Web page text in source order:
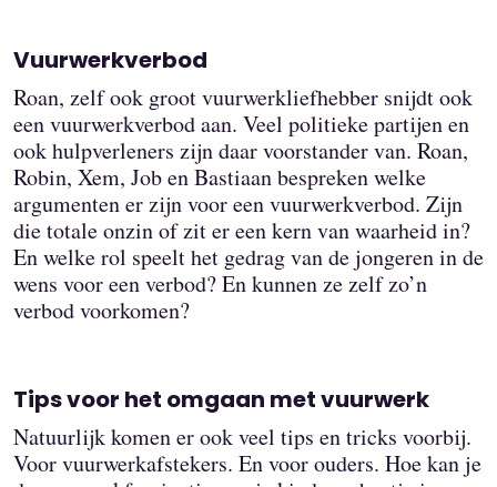
Vuurwerkverbod
Roan, zelf ook groot vuurwerkliefhebber snijdt ook
een vuurwerkverbod aan. Veel politieke partijen en
ook hulpverleners zijn daar voorstander van. Roan,
Robin, Xem, Job en Bastiaan bespreken welke
argumenten er zijn voor een vuurwerkverbod. Zijn
die totale onzin of zit er een kern van waarheid in?
En welke rol speelt het gedrag van de jongeren in de
wens voor een verbod? En kunnen ze zelf zo’n
verbod voorkomen?
Tips voor het omgaan met vuurwerk
Natuurlijk komen er ook veel tips en tricks voorbij.
Voor vuurwerkafstekers. En voor ouders. Hoe kan je